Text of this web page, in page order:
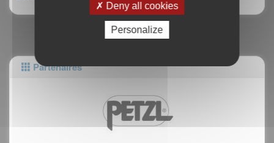
Partenaires
Deny all cookies
Personalize